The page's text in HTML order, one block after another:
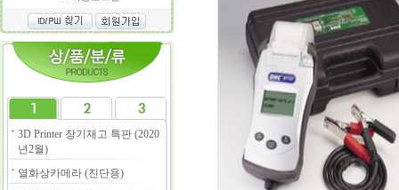
3D Printer 장기재고 특판 (2020
년2월)
열화상카메라 (진단용)